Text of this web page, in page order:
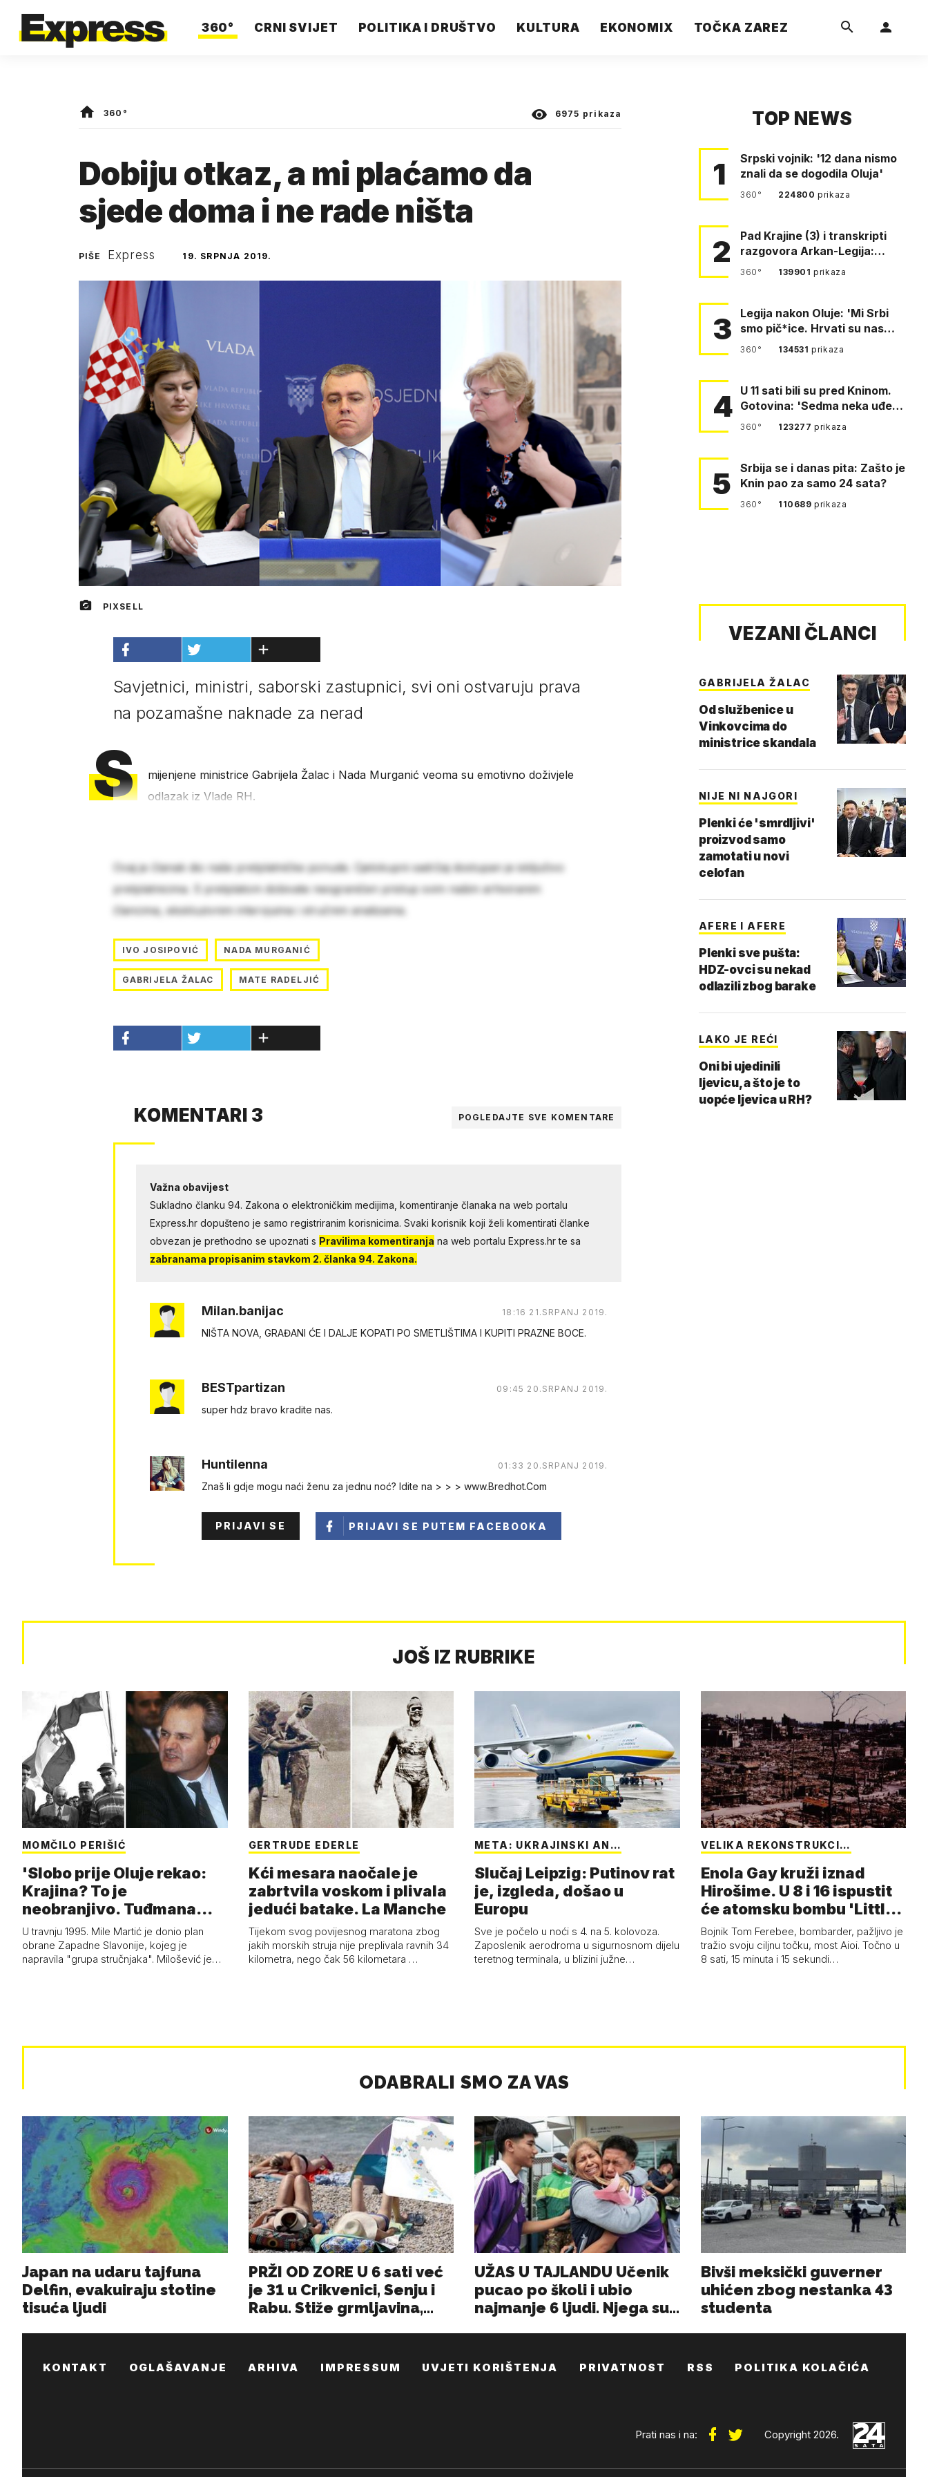
360° CRNI SVIJET POLITIKA I DRUŠTVO KULTURA EKONOMIX TOČKA ZAREZ
360° 6975 prikaza
Dobiju otkaz, a mi plaćamo da
sjede doma i ne rade ništa
PIŠE Express 19. SRPNJA 2019.
PIXSELL
Savjetnici, ministri, saborski zastupnici, svi oni ostvaruju prava
na pozamašne naknade za nerad
S
mijenjene ministrice Gabrijela Žalac i Nada Murganić veoma su emotivno doživjele
odlazak iz Vlade RH.
Ovaj je članak dio naše pretplatničke ponude. Cjelokupni sadržaj dostupan je isključivo
pretplatnicima. S pretplatom dobivate neograničen pristup svim našim arhiviranim
člancima, ekskluzivnim intervjuima i stručnim analizama.
IVO JOSIPOVIĆ NADA MURGANIĆ
GABRIJELA ŽALAC MATE RADELJIĆ
KOMENTARI 3 POGLEDAJTE SVE KOMENTARE
Važna obavijest
Sukladno članku 94. Zakona o elektroničkim medijima, komentiranje članaka na web portalu
Express.hr dopušteno je samo registriranim korisnicima. Svaki korisnik koji želi komentirati članke
obvezan je prethodno se upoznati s Pravilima komentiranja na web portalu Express.hr te sa
zabranama propisanim stavkom 2. članka 94. Zakona.
Milan.banijac 18:16 21.SRPANJ 2019.
NIŠTA NOVA, GRAĐANI ĆE I DALJE KOPATI PO SMETLIŠTIMA I KUPITI PRAZNE BOCE.
BESTpartizan 09:45 20.SRPANJ 2019.
super hdz bravo kradite nas.
Huntilenna 01:33 20.SRPANJ 2019.
Znaš li gdje mogu naći ženu za jednu noć? Idite na > > > www.Bredhot.Com
PRIJAVI SE PRIJAVI SE PUTEM FACEBOOKA
TOP NEWS
1
Srpski vojnik: '12 dana nismo
znali da se dogodila Oluja'
360° 224800prikaza
2
Pad Krajine (3) i transkripti
razgovora Arkan-Legija:
'Čujem, prelazite ustašam…
360° 139901prikaza
3
Legija nakon Oluje: 'Mi Srbi
smo pič*ice. Hrvati su nas
pomeli!'
360° 134531prikaza
4 U 11 sati bili su pred Kninom.
Gotovina: 'Sedma neka uđe,
4. gardijska neka g…
360° 123277prikaza
5
Srbija se i danas pita: Zašto je
Knin pao za samo 24 sata?
360° 110689prikaza
VEZANI ČLANCI
GABRIJELA ŽALAC
Od službenice u
Vinkovcima do
ministrice skandala
NIJE NI NAJGORI
Plenki će 'smrdljivi'
proizvod samo
zamotati u novi
celofan
AFERE I AFERE
Plenki sve pušta:
HDZ-ovci su nekad
odlazili zbog barake
LAKO JE REĆI
Oni bi ujedinili
ljevicu, a što je to
uopće ljevica u RH?
JOŠ IZ RUBRIKE
MOMČILO PERIŠIĆ
'Slobo prije Oluje rekao:
Krajina? To je
neobranjivo. Tuđmana
zvao Krivousti'
U travnju 1995. Mile Martić je donio plan
obrane Zapadne Slavonije, kojeg je
napravila "grupa stručnjaka". Milošević je…
GERTRUDE EDERLE
Kći mesara naočale je
zabrtvila voskom i plivala
jedući batake. La Manche
Tijekom svog povijesnog maratona zbog
jakih morskih struja nije preplivala ravnih 34
kilometra, nego čak 56 kilometara …
META: UKRAJINSKI AN…
Slučaj Leipzig: Putinov rat
je, izgleda, došao u
Europu
Sve je počelo u noći s 4. na 5. kolovoza.
Zaposlenik aerodroma u sigurnosnom dijelu
teretnog terminala, u blizini južne…
VELIKA REKONSTRUKCI…
Enola Gay kruži iznad
Hirošime. U 8 i 16 ispustit
će atomsku bombu 'Little
Boy'
Bojnik Tom Ferebee, bombarder, pažljivo je
tražio svoju ciljnu točku, most Aioi. Točno u
8 sati, 15 minuta i 15 sekundi…
KONTAKT OGLAŠAVANJE ARHIVA IMPRESSUM UVJETI KORIŠTENJA PRIVATNOST RSS POLITIKA KOLAČIĆA
Prati nas i na: Copyright 2026.